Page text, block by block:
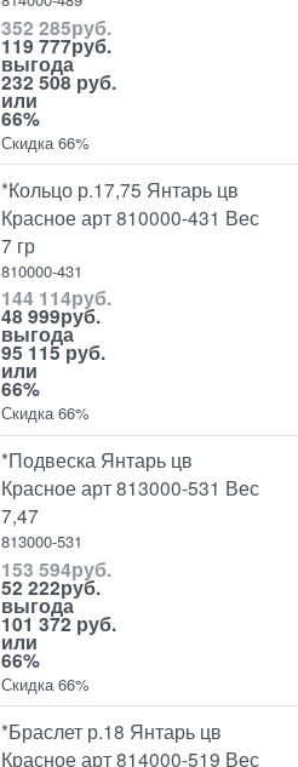
352 285руб.
119 777руб.
выгода
232 508 руб.
или
66%
Скидка 66%
*Кольцо р.17,75 Янтарь цв
Красное арт 810000-431 Вес
7 гр
810000-431
144 114руб.
48 999руб.
выгода
95 115 руб.
или
66%
Скидка 66%
*Подвеска Янтарь цв
Красное арт 813000-531 Вес
7,47
813000-531
153 594руб.
52 222руб.
выгода
101 372 руб.
или
66%
Скидка 66%
*Браслет р.18 Янтарь цв
Красное арт 814000-519 Вес